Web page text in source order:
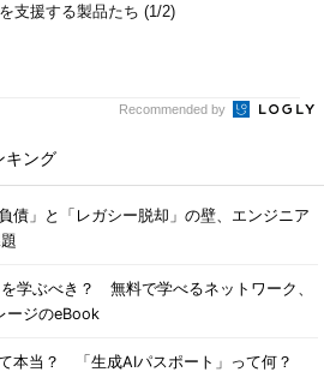
を支援する製品たち (1/2)
Recommended by
キング
債」と「レガシー脱却」の壁、エンジニア
学ぶべき？ 無料で学べるネットワーク、
ージのeBook
て本当？ 「生成AIパスポート」って何？